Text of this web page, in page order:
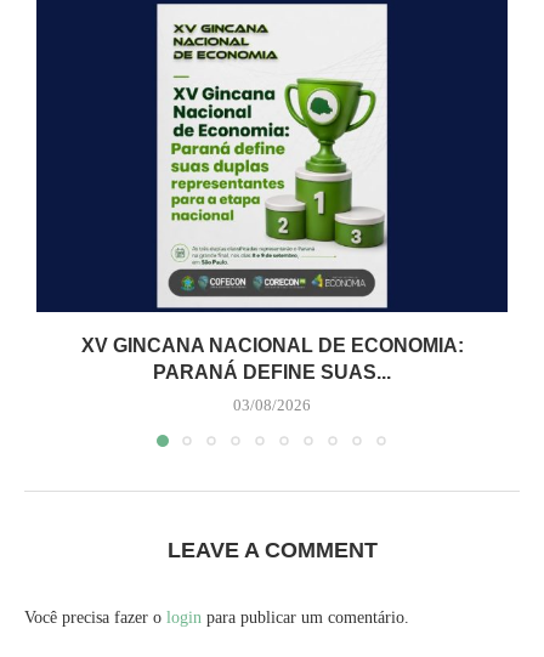
XV GINCANA NACIONAL DE ECONOMIA:
PARANÁ DEFINE SUAS...
03/08/2026
LEAVE A COMMENT
Você precisa fazer o login para publicar um comentário.